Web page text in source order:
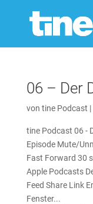
06 – Der
von tine Podcast |
tine Podcast 06 -
Episode Mute/
Fast Forward 30
Apple Podcasts
Feed Share Link
Fenster...